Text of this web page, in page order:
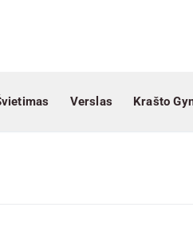
Verslas Krašto